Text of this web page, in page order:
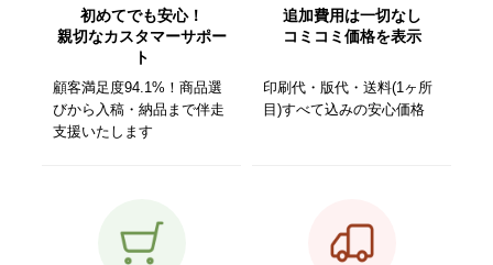
初めてでも安心！
親切なカスタマーサポー
ト
顧客満足度94.1%！商品選
びから入稿・納品まで伴走
支援いたします
追加費用は一切なし
コミコミ価格を表示
印刷代・版代・送料(1ヶ所
目)すべて込みの安心価格